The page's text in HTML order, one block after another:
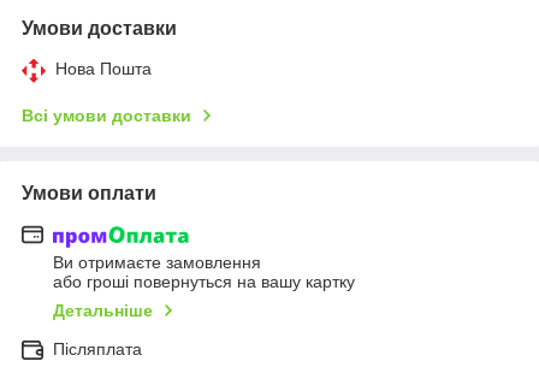
Умови доставки
Нова Пошта
Всі умови доставки
Умови оплати
Ви отримаєте замовлення
або гроші повернуться на вашу картку
Детальніше
Післяплата